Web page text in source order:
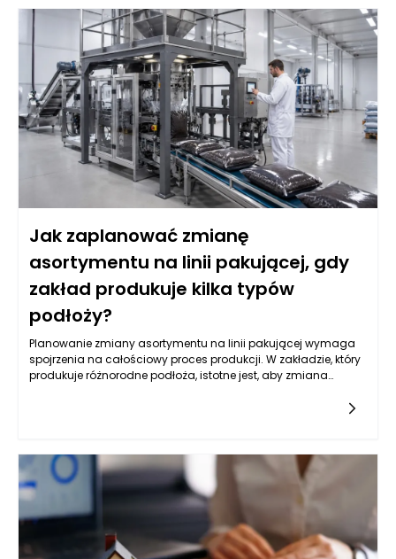
lub zbyt wilgotne podłoże także potrafi stworzyć sytuacje, w
których materiał przylega do powierzchni roboczych. Dobrze
zaprojektowane maszyny pakujące do ziemi ogrodowej
powinny być w stanie minimalizować te problemy poprzez
odpowiednie dostosowanie ich parametrów pracy. Właściwe
zrozumienie przyczyn tej sytuacji to pierwszy krok do
znalezienia skutecznych rozwiązań.
Jak zaplanować zmianę
asortymentu na linii pakującej, gdy
zakład produkuje kilka typów
podłoży?
Planowanie zmiany asortymentu na linii pakującej wymaga
spojrzenia na całościowy proces produkcji. W zakładzie, który
produkuje różnorodne podłoża, istotne jest, aby zmiana
analiza, które rodzaje podłoży cieszą się największym
zainteresowaniem oraz jakie zmiany mogą być wdrożone,
aby sprostać wymaganiom rynku. W tym kontekście maszyny
pakujące do ziemi ogrodowej muszą być odpowiednio
zaprogramowane, aby mogły obsługiwać różnorodne
produkty, zapewniając jednocześnie wysoką jakość
pakowania.